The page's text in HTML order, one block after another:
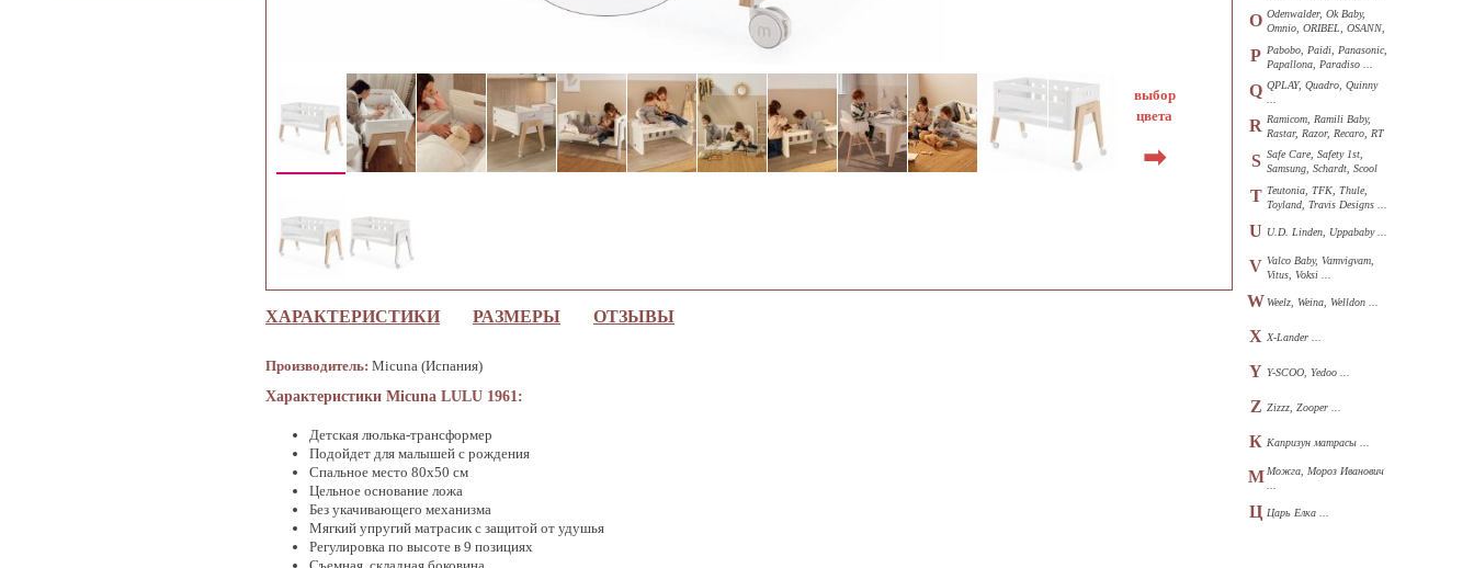
выбор
цвета
➡
ХАРАКТЕРИСТИКИ РАЗМЕРЫ ОТЗЫВЫ
Производитель: Micuna (Испания)
Характеристики Micuna LULU 1961:
Детская люлька-трансформер
Подойдет для малышей с рождения
Спальное место 80х50 см
Цельное основание ложа
Без укачивающего механизма
Мягкий упругий матрасик с защитой от удушья
Регулировка по высоте в 9 позициях
O Odenwalder, Ok Baby,
Omnio, ORIBEL, OSANN,
P Pabobo, Paidi, Panasonic,
Papallona, Paradiso ...
Q QPLAY, Quadro, Quinny
R Ramicom, Ramili Baby,
Rastar, Razor, Recaro, RT
S Safe Care, Safety 1st,
Samsung, Schardt, Scool
T Teutonia, TFK, Thule,
Toyland, Travis Designs ...
U U.D. Linden, Uppababy ...
V Valco Baby, Vamvigvam,
Vitus, Voksi ...
WWeelz, Weina, Welldon ...
X X-Lander ...
Y Y-SCOO, Yedoo ...
Z Zizzz, Zooper ...
К Капризун матрасы ...
М Можга, Мороз Иванович
Ц Царь Елка ...